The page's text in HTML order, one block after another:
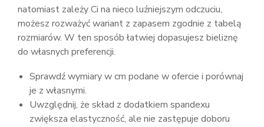
natomiast zależy Ci na nieco luźniejszym odczuciu,
możesz rozważyć wariant z zapasem zgodnie z tabelą
rozmiarów. W ten sposób łatwiej dopasujesz bieliznę
do własnych preferencji.
Sprawdź wymiary w cm podane w ofercie i porównaj
je z własnymi.
Uwzględnij, że skład z dodatkiem spandexu
zwiększa elastyczność, ale nie zastępuje doboru